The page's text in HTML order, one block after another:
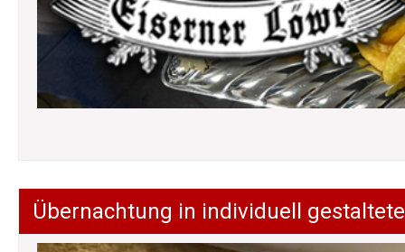
Übernachtung in individuell